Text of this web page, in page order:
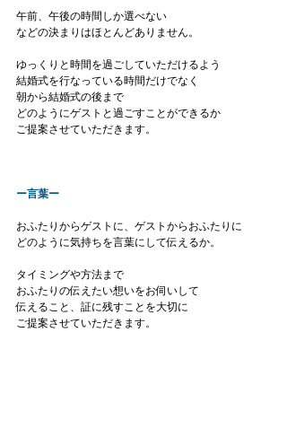
午前、午後の時間しか選べない
などの決まりはほとんどありません。
ゆっくりと時間を過ごしていただけるよう
結婚式を行なっている時間だけでなく
朝から結婚式の後まで
どのようにゲストと過ごすことができるか
ご提案させていただきます。
ー言葉ー
おふたりからゲストに、ゲストからおふたりに
どのように気持ちを言葉にして伝えるか。
タイミングや方法まで
おふたりの伝えたい想いをお伺いして
伝えること、証に残すことを大切に
ご提案させていただきます。